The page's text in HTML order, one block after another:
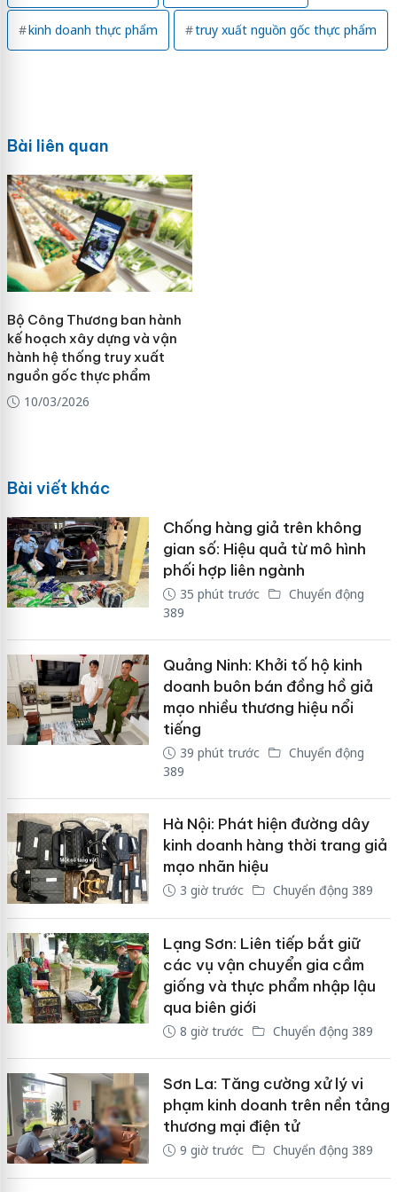
kinh doanh thực phẩm truy xuất nguồn gốc thực phẩm
Bài liên quan
Bộ Công Thương ban hành
kế hoạch xây dựng và vận
hành hệ thống truy xuất
nguồn gốc thực phẩm
10/03/2026
Bài viết khác
Chống hàng giả trên không
gian số: Hiệu quả từ mô hình
phối hợp liên ngành
35 phút trước
Chuyển động
389
Quảng Ninh: Khởi tố hộ kinh
doanh buôn bán đồng hồ giả
mạo nhiều thương hiệu nổi
tiếng
39 phút trước
Chuyển động
389
Hà Nội: Phát hiện đường dây
kinh doanh hàng thời trang giả
mạo nhãn hiệu
3 giờ trước Chuyển động 389
Lạng Sơn: Liên tiếp bắt giữ
các vụ vận chuyển gia cầm
giống và thực phẩm nhập lậu
qua biên giới
8 giờ trước Chuyển động 389
Sơn La: Tăng cường xử lý vi
phạm kinh doanh trên nền tảng
thương mại điện tử
9 giờ trước Chuyển động 389